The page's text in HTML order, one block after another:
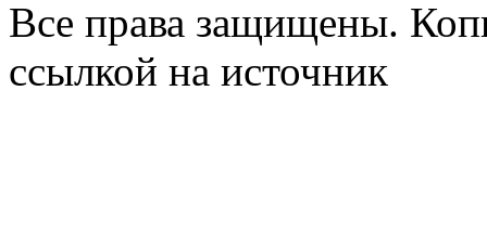
Все права защищены.
ссылкой на источник